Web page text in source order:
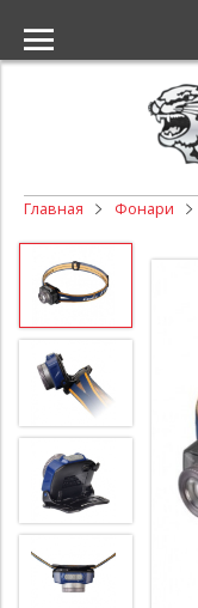
Главная Фонари